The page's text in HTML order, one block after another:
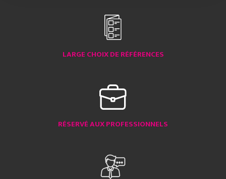
LARGE CHOIX DE RÉFÉRENCES
RÉSERVÉ AUX PROFESSIONNELS